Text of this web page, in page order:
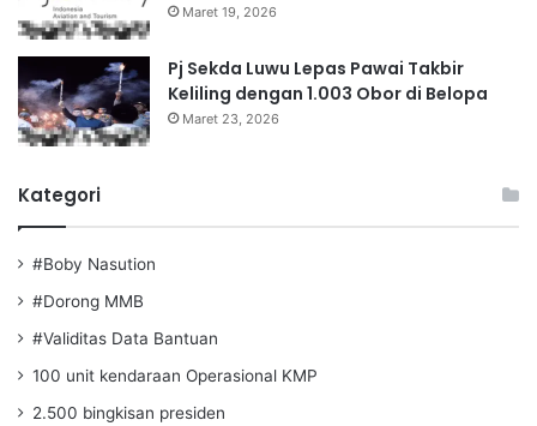
Maret 19, 2026
Pj Sekda Luwu Lepas Pawai Takbir
Keliling dengan 1.003 Obor di Belopa
Maret 23, 2026
Kategori
#Boby Nasution
#Dorong MMB
#Validitas Data Bantuan
100 unit kendaraan Operasional KMP
2.500 bingkisan presiden